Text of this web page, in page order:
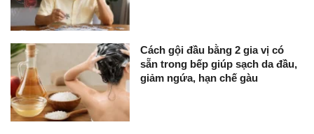
Cách gội đầu bằng 2 gia vị có
sẵn trong bếp giúp sạch da đầu,
giảm ngứa, hạn chế gàu